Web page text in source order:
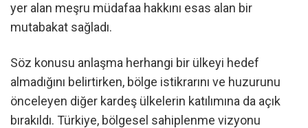
yer alan meşru müdafaa hakkını esas alan bir
mutabakat sağladı.
Söz konusu anlaşma herhangi bir ülkeyi hedef
almadığını belirtirken, bölge istikrarını ve huzurunu
önceleyen diğer kardeş ülkelerin katılımına da açık
bırakıldı. Türkiye, bölgesel sahiplenme vizyonu